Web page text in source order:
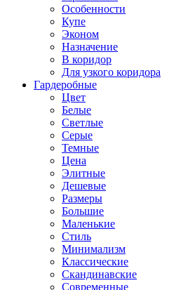
Особенности
Купе
Эконом
Назначение
В коридор
Для узкого коридора
Гардеробные
Цвет
Белые
Светлые
Серые
Темные
Цена
Элитные
Дешевые
Размеры
Большие
Маленькие
Стиль
Минимализм
Классические
Скандинавские
Современные